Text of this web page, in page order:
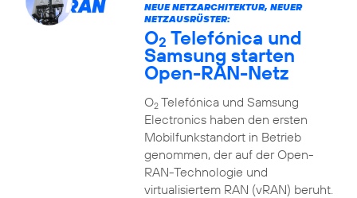
NEUE NETZARCHITEKTUR, NEUER
NETZAUSRÜSTER:
O2 Telefónica und
Samsung starten
Open-RAN-Netz
O2Telefónica und Samsung
Electronics haben den ersten
Mobilfunkstandort in Betrieb
genommen, der auf der Open-
RAN-Technologie und
virtualisiertem RAN (vRAN) beruht.